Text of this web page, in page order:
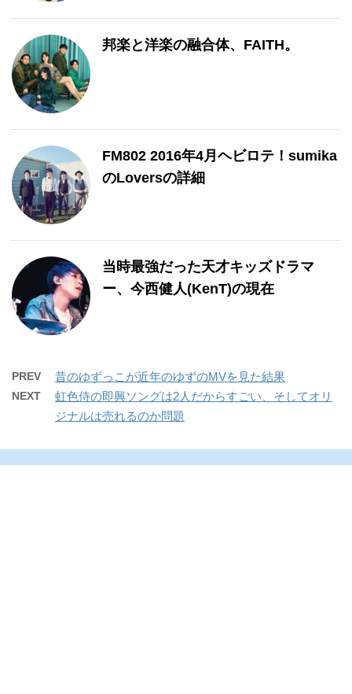
邦楽と洋楽の融合体、FAITH。
FM802 2016年4月ヘビロテ！sumika
のLoversの詳細
当時最強だった天才キッズドラマ
ー、今西健人(KenT)の現在
PREV 昔のゆずっこが近年のゆずのMVを見た結果
NEXT
虹色侍の即興ソングは2人だからすごい、そしてオリ
ジナルは売れるのか問題